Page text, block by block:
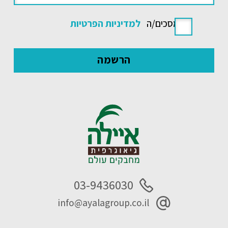
אני מסכים/ה למדיניות הפרטיות
03-9436030
info@ayalagroup.co.il